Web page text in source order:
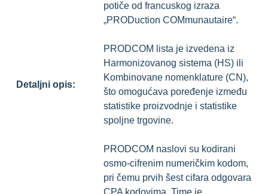
Detaljni opis:
potiče od francuskog izraza
„PRODuction COMmunautaire“.
PRODCOM lista je izvedena iz
Harmonizovanog sistema (HS) ili
Kombinovane nomenklature (CN),
što omogućava poređenje između
statistike proizvodnje i statistike
spoljne trgovine.
PRODCOM naslovi su kodirani
osmo-cifrenim numeričkim kodom,
pri čemu prvih šest cifara odgovara
CPA kodovima. Time je